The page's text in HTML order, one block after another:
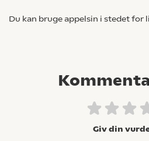
Du kan bruge appelsin i stedet for
Giv din